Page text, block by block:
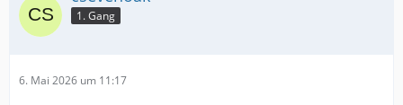
1. Gang
6. Mai 2026 um 11:17